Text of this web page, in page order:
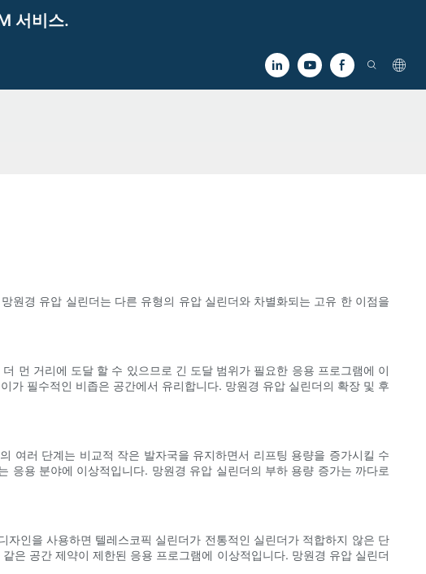
서비스.
원경 유압 실린더는 다른 유형의 유압 실린더와 차별화되는 고유 한 이점을
먼 거리에 도달 할 수 있으므로 긴 도달 범위가 필요한 응용 프로그램에 이
가 필수적인 비좁은 공간에서 유리합니다. 망원경 유압 실린더의 확장 및 후
여러 단계는 비교적 작은 발자국을 유지하면서 리프팅 용량을 증가시킬 수
응용 분야에 이상적입니다. 망원경 유압 실린더의 부하 용량 증가는 까다로
인을 사용하면 텔레스코픽 실린더가 전통적인 실린더가 적합하지 않은 단
은 공간 제약이 제한된 응용 프로그램에 이상적입니다. 망원경 유압 실린더